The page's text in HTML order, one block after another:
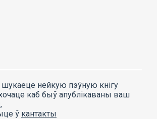
шукаеце нейкую пэўную кнігу
каб быў апублікаваны ваш
ў кантакты